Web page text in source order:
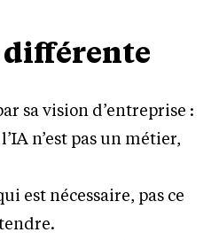
sa vision d’entreprise :
n’est pas un métier,
est nécessaire, pas ce